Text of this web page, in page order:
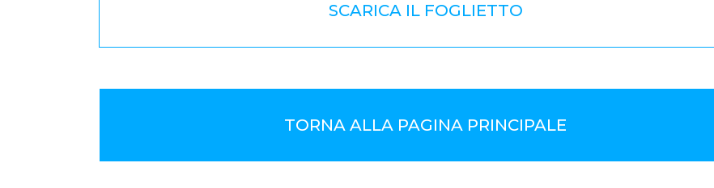
SCARICA IL FOGLIETTO
TORNA ALLA PAGINA PRINCIPALE